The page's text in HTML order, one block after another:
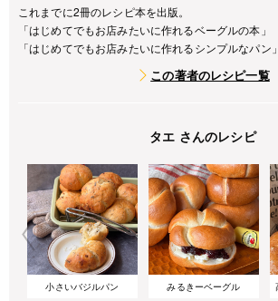
これまでに2冊のレシピ本を出版。
「はじめてでもお店みたいに作れるベーグルの本」
「はじめてでもお店みたいに作れるシンプルなパン」
この著者のレシピ一覧
タエ さんのレシピ
小さいバジルパン みるきーベーグル